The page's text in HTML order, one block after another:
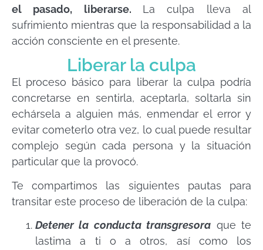
el pasado, liberarse. La culpa lleva al
sufrimiento mientras que la responsabilidad a la
acción consciente en el presente.
Liberar la culpa
El proceso básico para liberar la culpa podría
concretarse en sentirla, aceptarla, soltarla sin
echársela a alguien más, enmendar el error y
evitar cometerlo otra vez, lo cual puede resultar
complejo según cada persona y la situación
particular que la provocó.
Te compartimos las siguientes pautas para
transitar este proceso de liberación de la culpa:
Detener la conducta transgresora que te
lastima a ti o a otros, así como los